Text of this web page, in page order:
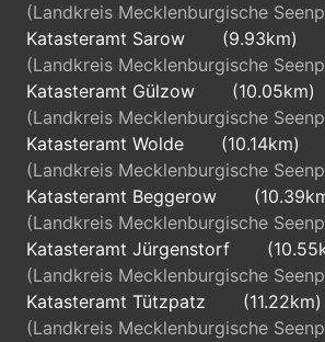
(Landkreis Mecklenburgische
Katasteramt Sarow
(9.93km)
(Landkreis Mecklenburgische
Katasteramt Gülzow
(10.05km)
(Landkreis Mecklenburgische
Katasteramt Wolde
(10.14km)
(Landkreis Mecklenburgische
Katasteramt Beggerow
(Landkreis Mecklenburgische
Katasteramt Jürgenstorf
(Landkreis Mecklenburgische
Katasteramt Tützpatz
(11.22km)
(Landkreis Mecklenburgische